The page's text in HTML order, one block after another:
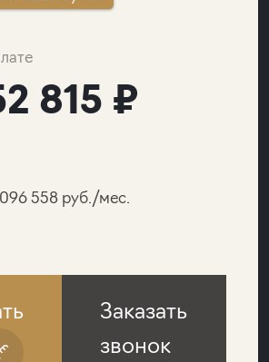
815 ₽
558 руб./мес.
Заказать
звонок